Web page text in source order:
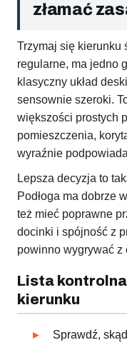
złamać
Trzymaj się kierunku
regularne, ma jedno
klasyczny układ
sensownie szeroki.
większości prostych
pomieszczenia,
wyraźnie
Lepsza decyzja to
Podłoga ma dobrze
też mieć poprawne
docinki i spójność z
powinno wygrywać z
Lista
kierunku
Sprawdź,